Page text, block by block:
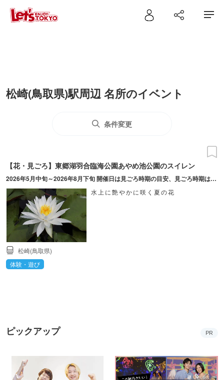
松崎(鳥取県)駅周辺 名所のイベント
条件変更
【花・見ごろ】東郷湖羽合臨海公園あやめ池公園のスイレン
2026年5月中旬～2026年8月下旬 開催日は見ごろ時期の目安、見ごろ時期は気候等により前後する場合あり ※夕方には花が閉じてしまうので午前中がおすすめ
水上に艶やかに咲く夏の花
松崎(鳥取県)
体験・遊び
ピックアップ PR